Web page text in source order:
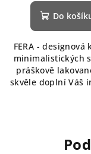
Do
FERA - designová
minimalistických
práškově
skvěle doplní Váš